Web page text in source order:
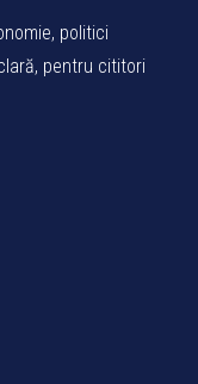
politici
pentru cititori